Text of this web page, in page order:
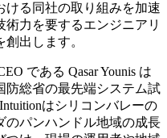
ける同社の取り組みを加速
力を要するエンジニアリ
出します。
である Qasar Younis は
防総省の最先端システム試
はシリコンバレーの
のパンハンドル地域の成長